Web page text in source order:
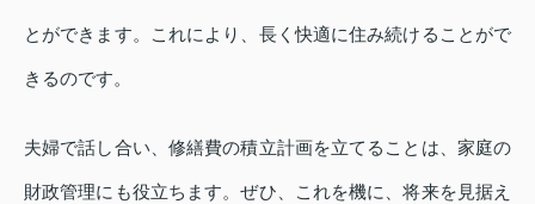
とができます。これにより、長く快適に住み続けることがで
きるのです。
夫婦で話し合い、修繕費の積立計画を立てることは、家庭の
財政管理にも役立ちます。ぜひ、これを機に、将来を見据え